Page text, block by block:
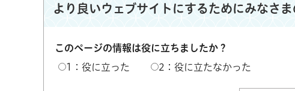
より良いウェブサイトにするためにみなさ
このページの情報は役に立ちましたか？
1：役に立った
2：役に立たなかった